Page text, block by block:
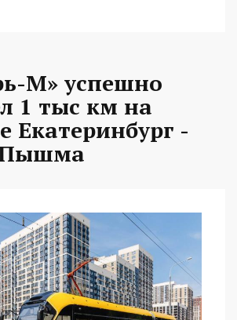
М» успешно
1 тыс км на
Екатеринбург -
Пышма